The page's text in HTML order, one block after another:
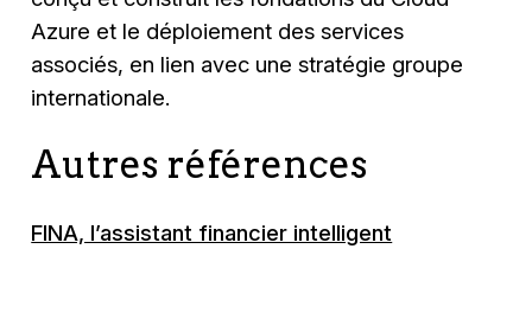
Azure et le déploiement des services
associés, en lien avec une stratégie groupe
internationale.
Autres références
FINA, l’assistant financier intelligent